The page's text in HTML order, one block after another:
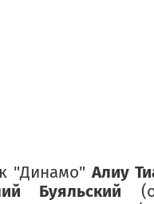
"Динамо" Алиу
Буяльский